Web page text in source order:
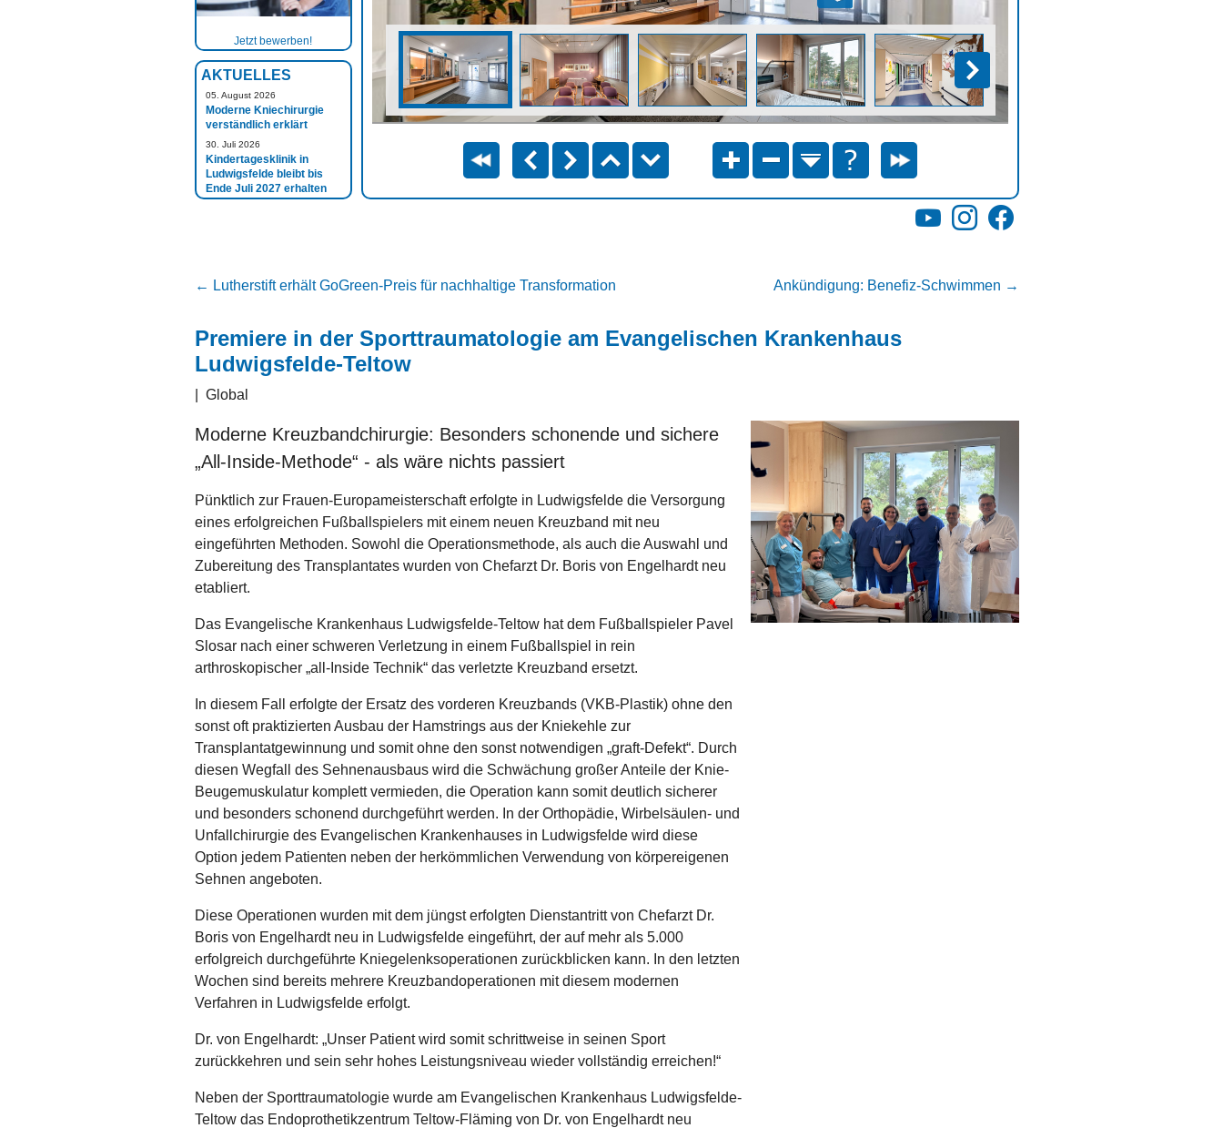
Jetzt bewerben!
AKTUELLES
05. August 2026
Moderne Kniechirurgie
verständlich erklärt
30. Juli 2026
Kindertagesklinik in
Ludwigsfelde bleibt bis
Ende Juli 2027 erhalten
YouTubeInstagramFacebook
← Lutherstift erhält GoGreen-Preis für nachhaltige Transformation Ankündigung: Benefiz-Schwimmen →
Premiere in der Sporttraumatologie am Evangelischen Krankenhaus
Ludwigsfelde-Teltow
Global
Moderne Kreuzbandchirurgie: Besonders schonende und sichere
„All-Inside-Methode“ - als wäre nichts passiert
Pünktlich zur Frauen-Europameisterschaft erfolgte in Ludwigsfelde die Versorgung
eines erfolgreichen Fußballspielers mit einem neuen Kreuzband mit neu
eingeführten Methoden. Sowohl die Operationsmethode, als auch die Auswahl und
Zubereitung des Transplantates wurden von Chefarzt Dr. Boris von Engelhardt neu
etabliert.
Das Evangelische Krankenhaus Ludwigsfelde-Teltow hat dem Fußballspieler Pavel
Slosar nach einer schweren Verletzung in einem Fußballspiel in rein
arthroskopischer „all-Inside Technik“ das verletzte Kreuzband ersetzt.
In diesem Fall erfolgte der Ersatz des vorderen Kreuzbands (VKB-Plastik) ohne den
sonst oft praktizierten Ausbau der Hamstrings aus der Kniekehle zur
Transplantatgewinnung und somit ohne den sonst notwendigen „graft-Defekt“. Durch
diesen Wegfall des Sehnenausbaus wird die Schwächung großer Anteile der Knie-
Beugemuskulatur komplett vermieden, die Operation kann somit deutlich sicherer
und besonders schonend durchgeführt werden. In der Orthopädie, Wirbelsäulen- und
Unfallchirurgie des Evangelischen Krankenhauses in Ludwigsfelde wird diese
Option jedem Patienten neben der herkömmlichen Verwendung von körpereigenen
Sehnen angeboten.
Diese Operationen wurden mit dem jüngst erfolgten Dienstantritt von Chefarzt Dr.
Boris von Engelhardt neu in Ludwigsfelde eingeführt, der auf mehr als 5.000
erfolgreich durchgeführte Kniegelenksoperationen zurückblicken kann. In den letzten
Wochen sind bereits mehrere Kreuzbandoperationen mit diesem modernen
Verfahren in Ludwigsfelde erfolgt.
Dr. von Engelhardt: „Unser Patient wird somit schrittweise in seinen Sport
zurückkehren und sein sehr hohes Leistungsniveau wieder vollständig erreichen!“
Neben der Sporttraumatologie wurde am Evangelischen Krankenhaus Ludwigsfelde-
Teltow das Endoprothetikzentrum Teltow-Fläming von Dr. von Engelhardt neu